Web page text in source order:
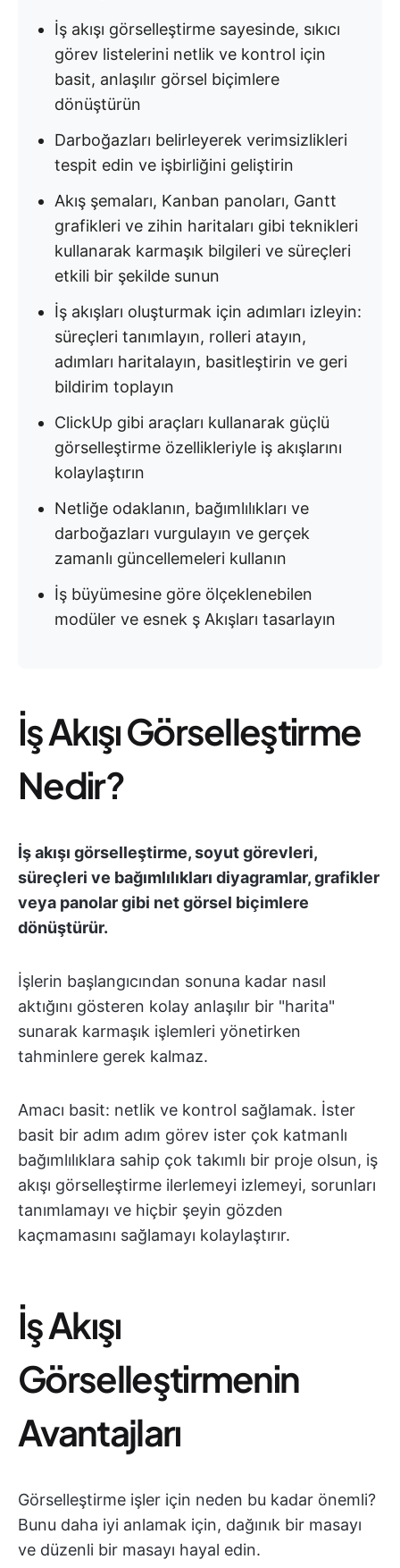
İş akışı görselleştirme sayesinde, sıkıcı
görev listelerini netlik ve kontrol için
basit, anlaşılır görsel biçimlere
dönüştürün
Darboğazları belirleyerek verimsizlikleri
tespit edin ve işbirliğini geliştirin
Akış şemaları, Kanban panoları, Gantt
grafikleri ve zihin haritaları gibi teknikleri
kullanarak karmaşık bilgileri ve süreçleri
etkili bir şekilde sunun
İş akışları oluşturmak için adımları izleyin:
süreçleri tanımlayın, rolleri atayın,
adımları haritalayın, basitleştirin ve geri
bildirim toplayın
ClickUp gibi araçları kullanarak güçlü
görselleştirme özellikleriyle iş akışlarını
kolaylaştırın
Netliğe odaklanın, bağımlılıkları ve
darboğazları vurgulayın ve gerçek
zamanlı güncellemeleri kullanın
İş büyümesine göre ölçeklenebilen
modüler ve esnek ş Akışları tasarlayın
İş Akışı Görselleştirme
Nedir?
İş akışı görselleştirme, soyut görevleri,
süreçleri ve bağımlılıkları diyagramlar, grafikler
veya panolar gibi net görsel biçimlere
dönüştürür.
İşlerin başlangıcından sonuna kadar nasıl
aktığını gösteren kolay anlaşılır bir "harita"
sunarak karmaşık işlemleri yönetirken
tahminlere gerek kalmaz.
Amacı basit: netlik ve kontrol sağlamak. İster
basit bir adım adım görev ister çok katmanlı
bağımlılıklara sahip çok takımlı bir proje olsun, iş
akışı görselleştirme ilerlemeyi izlemeyi, sorunları
tanımlamayı ve hiçbir şeyin gözden
kaçmamasını sağlamayı kolaylaştırır.
İş Akışı
Görselleştirmenin
Avantajları
Görselleştirme işler için neden bu kadar önemli?
Bunu daha iyi anlamak için, dağınık bir masayı
ve düzenli bir masayı hayal edin.